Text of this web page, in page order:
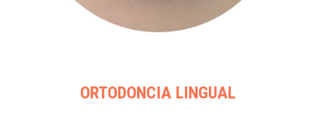
ORTODONCIA LINGUAL